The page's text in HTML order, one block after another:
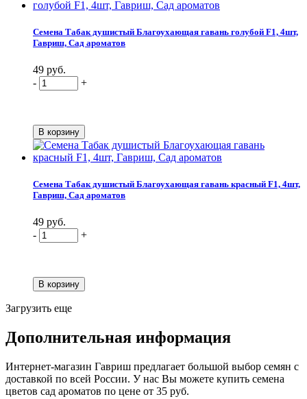
Семена Табак душистый Благоухающая гавань голубой F1, 4шт,
Гавриш, Сад ароматов
49 руб.
-
+
Семена Табак душистый Благоухающая гавань красный F1, 4шт,
Гавриш, Сад ароматов
49 руб.
-
+
Загрузить еще
Дополнительная информация
Интернет-магазин Гавриш предлагает большой выбор семян с
доставкой по всей России. У нас Вы можете купить семена
цветов сад ароматов по цене от 35 руб.